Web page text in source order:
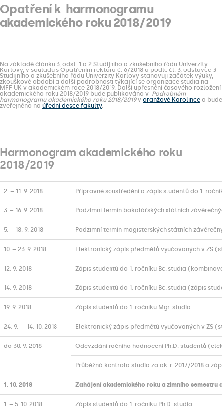
Opatření k harmonogramu
akademického roku 2018/2019
Na základě článku 3, odst. 1 a 2 Studijního a zkušebního řádu Univerzity
Karlovy, v souladu s Opatřením rektora č. 6/2018 a podle čl. 3, odstavce 3
Studijního a zkušebního řádu Univerzity Karlovy stanovuji začátek výuky,
zkouškové období a další podrobnosti týkající se organizace studia na
MFF UK v akademickém roce 2018/2019. Další upřesnění časového rozložení
akademického roku 2018/2019 bude publikováno v Podrobném
harmonogramu akademického roku 2018/2019v oranžové Karolince a bude
zveřejněno na úřední desce fakulty.
Harmonogram akademického roku
2018/2019
2. – 11. 9. 2018 Přípravné soustředění a zápis studentů do 1.
3. – 16. 9. 2018 Podzimní termín bakalářských státních
5. – 18. 9. 2018 Podzimní termín magisterských státních
10. – 23. 9. 2018 Elektronický zápis předmětů vyučovaných v ZS
12. 9. 2018 Zápis studentů do 1. ročníku Bc. studia
14. 9. 2018 Zápis studentů do 1. ročníku Bc. studia (zápis
19. 9. 2018 Zápis studentů do 1. ročníku Mgr. studia
24. 9. – 14. 10. 2018 Elektronický zápis předmětů vyučovaných v ZS
do 30. 9. 2018 Odevzdání ročního hodnocení Ph.D. studentů
Průběžná kontrola studia za ak. r. 2017/2018 a
1. 10. 2018 Zahájení akademického roku a zimního semestru
1. – 5. 10. 2018 Zápis studentů do 1. ročníku Ph.D. studia